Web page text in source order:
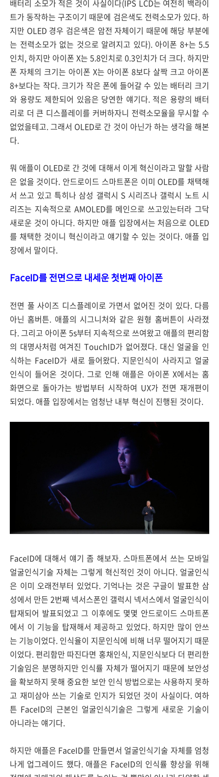
배터리 소모가 적은 것이 사실이다(IPS LCD는 여전히 백라이
트가 동작하는 구조이기 때문에 검은색도 전력소모가 있다. 하
지만 OLED 경우 검은색은 암전 자체이기 때문에 해당 부분에
는 전력소모가 없는 것으로 알려지고 있다). 아이폰 8+는 5.5
인치, 하지만 아이폰 X는 5.8인치로 0.3인치가 더 크다. 하지만
폰 자체의 크기는 아이폰 X는 아이폰 8보다 살짝 크고 아이폰
8+보다는 작다. 크기가 작은 폰에 들어갈 수 있는 배터리 크기
와 용량도 제한되어 있음은 당연한 얘기다. 적은 용량의 배터
리로 더 큰 디스플레이를 커버하자니 전력소모율을 무시할 수
없었을테고. 그래서 OLED로 간 것이 아닌가 하는 생각을 해본
다.
뭐 애플이 OLED로 간 것에 대해서 이게 혁신이라고 말할 사람
은 없을 것이다. 안드로이드 스마트폰은 이미 OLED를 채택해
서 쓰고 있고 특히나 삼성 갤럭시 S 시리즈나 갤럭시 노트 시
리즈는 지속적으로 AMOLED를 메인으로 쓰고있는터라 그닥
새로운 것이 아니다. 하지만 애플 입장에서는 처음으로 OLED
를 채택한 것이니 혁신이라고 얘기할 수 있는 것이다. 애플 입
장에서 말이다.
FaceID를 전면으로 내세운 첫번째 아이폰
전면 풀 사이즈 디스플레이로 가면서 없어진 것이 있다. 다름
아닌 홈버튼. 애플의 시그니처와 같은 원형 홈버튼이 사라졌
다. 그리고 아이폰 5s부터 지속적으로 쓰여왔고 애플의 편리함
의 대명사처럼 여겨진 TouchID가 없어졌다. 대신 얼굴을 인
식하는 FaceID가 새로 들어왔다. 지문인식이 사라지고 얼굴
인식이 들어온 것이다. 그로 인해 애플은 아이폰 X에서는 홈
화면으로 돌아가는 방법부터 시작하여 UX가 전면 재개편이
되었다. 애플 입장에서는 엄청난 내부 혁신이 진행된 것이다.
FaceID에 대해서 얘기 좀 해보자. 스마트폰에서 쓰는 모바일
얼굴인식기술 자체는 그렇게 혁신적인 것이 아니다. 얼굴인식
은 이미 오래전부터 있었다. 기억나는 것은 구글이 발표한 삼
성에서 만든 2번째 넥서스폰인 갤럭시 넥서스에서 얼굴인식이
탑재되어 발표되었고 그 이후에도 몇몇 안드로이드 스마트폰
에서 이 기능을 탑재해서 제공하고 있었다. 하지만 많이 안쓰
는 기능이었다. 인식율이 지문인식에 비해 너무 떨어지기 때문
이었다. 편리함만 따진다면 홍채인식, 지문인식보다 더 편리한
기술임은 분명하지만 인식률 자체가 떨어지기 때문에 보안성
을 확보하지 못해 중요한 보안 인식 방법으로는 사용하지 못하
고 재미삼아 쓰는 기술로 인지가 되었던 것이 사실이다. 여하
튼 FaceID의 근본인 얼굴인식기술은 그렇게 새로운 기술이
아니라는 얘기다.
하지만 애플은 FaceID를 만들면서 얼굴인식기술 자체를 엄청
나게 업그레이드 했다. 애플은 FaceID의 인식률 향상을 위해